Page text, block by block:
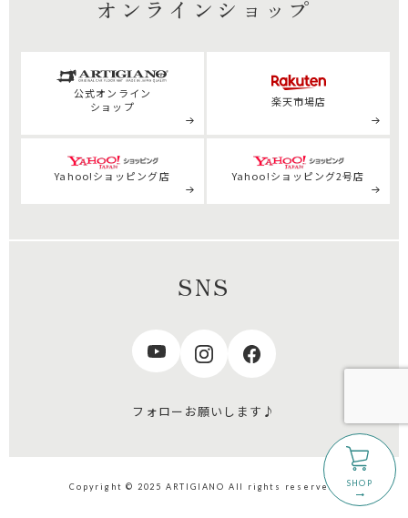
オンラインショップ
公式オンライン
ショップ
楽天市場店
Yahoo!ショッピング店 Yahoo!ショッピング2号店
SNS
フォローお願いします♪
Copyright © 2025 ARTIGIANO All rights reserved.